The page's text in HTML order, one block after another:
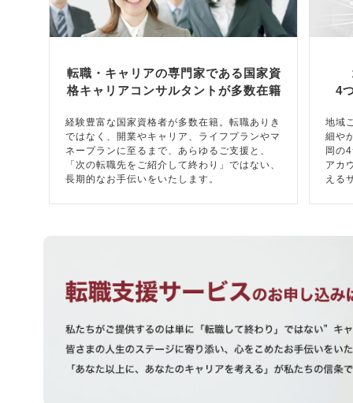
転職・キャリアの専門家である国家資
格キャリアコンサルタントが多数在籍
経験豊富な国家資格者が多数在籍。転職ありき
ではなく、開業やキャリア、ライフプランやマ
ネープランに至るまで、あらゆるご支援と、
「次の転職先をご紹介して終わり」ではない、
長期的なお手伝いをいたします。
4
地域
細や
岡の
アカ
える